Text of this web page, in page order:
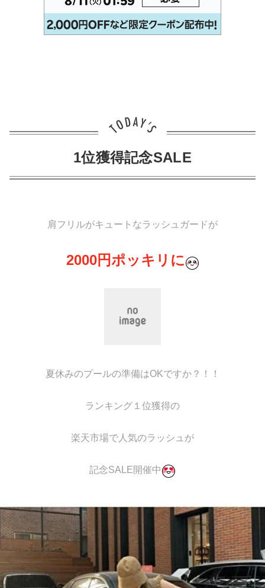
1位獲得記念SALE
肩フリルがキュートなラッシュガードが
2000円ポッキリに
夏休みのプールの準備はOKですか？！！
ランキング１位獲得の
楽天市場で人気のラッシュが
記念SALE開催中